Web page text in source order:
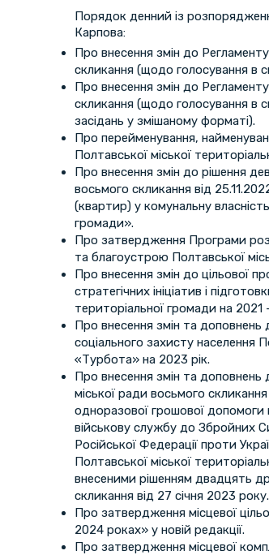
Порядок денний із
Карпова:
Про внесення змін до
скликання (щодо голосування в
Про внесення змін до
скликання (щодо голосування в
засідань у змішаному форматі).
Про перейменування,
Полтавської міської
Про внесення змін до рішення
восьмого скликання від
(квартир) у комунальну
громади».
Про затвердження Програми
та благоустрою Полтавської
Про внесення змін до цільової
стратегічних ініціатив і
територіальної громади на
Про внесення змін та доповнень
соціального захисту населення
«Турбота» на 2023 рік.
Про внесення змін та доповнень
міської ради восьмого
одноразової грошової допомоги
військову службу до Збройних
Російської Федерації проти
Полтавської міської
внесеними рішенням двадцять
скликання від 27 січня 2023 року.
Про затвердження місцевої
2024 роках» у новій редакції.
Про затвердження місцевої